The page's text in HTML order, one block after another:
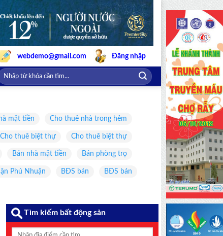
webdemo@gmail.com Đăng nhập
mặt tiền Cho thuê nhà trong hẻm
Cho thuê biệt thự Cho thuê biệt thự
Bán nhà mặt tiền Bán phòng trọ
Phú Nhuận BĐS bán BĐS bán
Tìm kiếm bất động sản